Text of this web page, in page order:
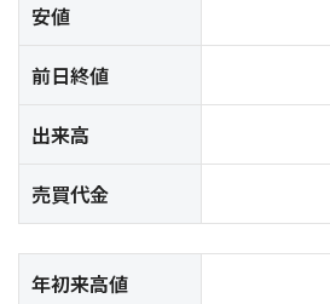
安値
前日終値
出来高
売買代金
年初来高値